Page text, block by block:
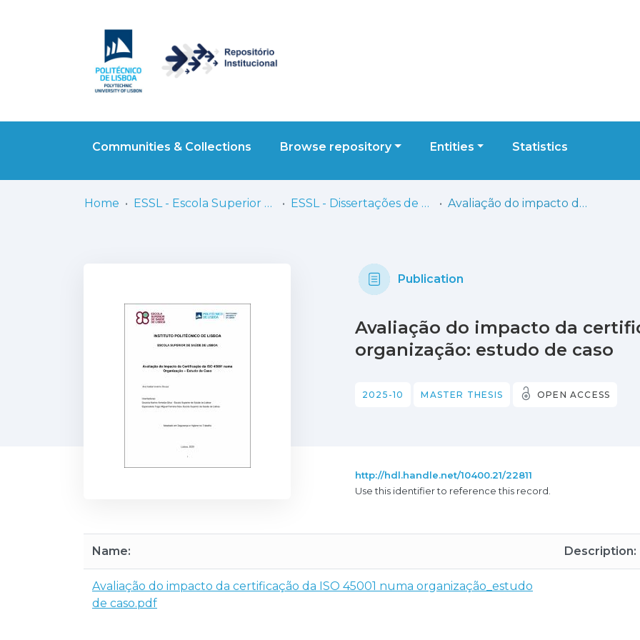
Communities & Collections Browse repository Entities Statistics
Home ESSL - Escola Superior de Saúde de Lisboa ESSL - Dissertações de Mestrado Avaliação do impacto da certificação da ISO 45001 numa organização: estudo de caso
Publication
Avaliação do impacto da
organização: estudo de caso
2025-10 MASTER THESIS OPEN ACCESS
http://hdl.handle.net/10400.21/22811
Use this identifier to reference this record.
Name: Description:
Avaliação do impacto da certificação da ISO 45001 numa organização_estudo
de caso.pdf